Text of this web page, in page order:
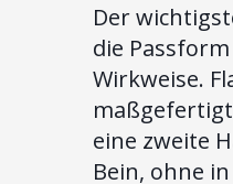
Der
die
Wirkweise.
eine zweite
Bein, ohne